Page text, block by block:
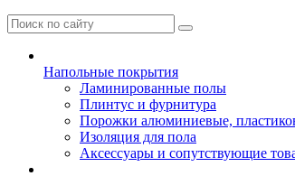
Напольные покрытия
Ламинированные полы
Плинтус и фурнитура
Порожки алюминиевые,
Изоляция для пола
Аксессуары и сопутствующие